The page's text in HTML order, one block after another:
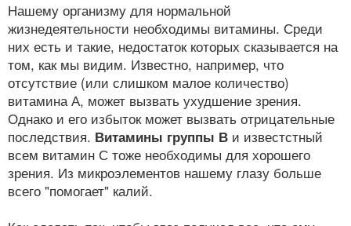
Нашему организму для нормальной
жизнедеятельности необходимы витамины. Среди
них есть и такие, недостаток которых сказывается на
том, как мы видим. Известно, например, что
отсутствие (или слишком малое количество)
витамина А, может вызвать ухудшение зрения.
Однако и его избыток может вызвать отрицательные
последствия. Витамины группы В и известстный
всем витамин С тоже необходимы для хорошего
зрения. Из микроэлементов нашему глазу больше
всего "помогает" калий.